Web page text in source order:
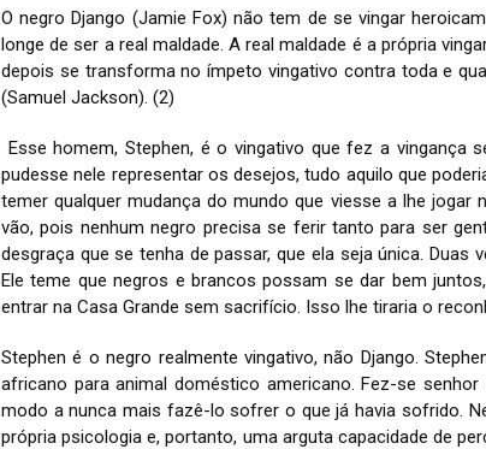
O negro Django (Jamie Fox) não tem de se vingar
longe de ser a real maldade. A real maldade é a própria
depois se transforma no ímpeto vingativo contra toda e
(Samuel Jackson). (2)
Esse homem, Stephen, é o vingativo que fez a
pudesse nele representar os desejos, tudo aquilo que
temer qualquer mudança do mundo que viesse a lhe jogar
vão, pois nenhum negro precisa se ferir tanto para ser
desgraça que se tenha de passar, que ela seja única. Duas
Ele teme que negros e brancos possam se dar bem
entrar na Casa Grande sem sacrifício. Isso lhe tiraria o
Stephen é o negro realmente vingativo, não Django.
africano para animal doméstico americano. Fez-se
modo a nunca mais fazê-lo sofrer o que já havia sofrido.
própria psicologia e, portanto, uma arguta capacidade de